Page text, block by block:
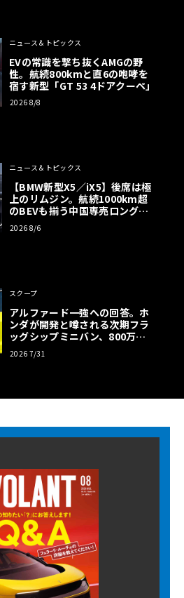
ニュース＆トピックス
EVの常識を撃ち抜くAMGの野
性。航続800kmと直6の咆哮を
宿す新型「GT 53 4ドアクーペ」
2026 8/8
ニュース＆トピックス
【BMW新型X5／iX5】後席は極
上のリムジン。航続1000km超
のBEVも揃う中国専売ロング仕
様の全貌
2026 8/6
スクープ
アルファード一強への回答。ホ
ンダが開発と噂される次期フラ
ッグシップミニバン、800万円
超の勝算【予想CG】
2026 7/31